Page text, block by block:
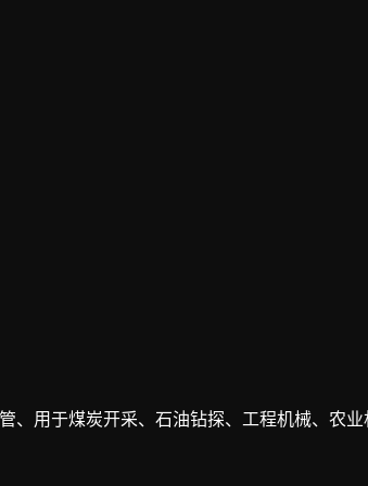
用于煤炭开采、石油钻探、工程机械、农